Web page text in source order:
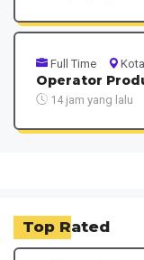
Full Time
Operator
14 jam yang lalu
Top Rated